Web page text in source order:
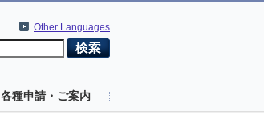
Other Languages
各種申請・ご案内